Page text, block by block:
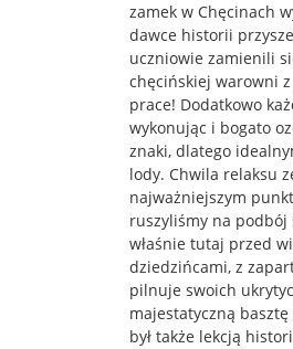
zamek w Chęcinach
dawce historii
uczniowie zamienili
chęcińskiej warowni
prace! Dodatkowo
wykonując i bogato
znaki, dlatego
lody. Chwila relaksu
najważniejszym
ruszyliśmy na podbój
właśnie tutaj przed
dziedzińcami, z
pilnuje swoich
majestatyczną
był także lekcją